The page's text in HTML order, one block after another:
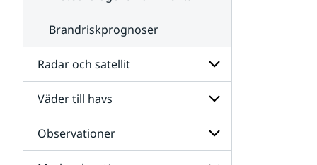
Brandriskprognoser
Radar och satellit
Undersidor
för
Radar
och
satellit
Väder till havs
Undersidor
för
Väder
Observationer